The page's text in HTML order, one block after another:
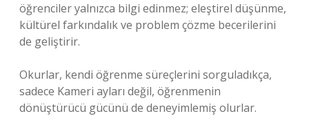
öğrenciler yalnızca bilgi edinmez; eleştirel düşünme,
kültürel farkındalık ve problem çözme becerilerini
de geliştirir.
Okurlar, kendi öğrenme süreçlerini sorguladıkça,
sadece Kameri ayları değil, öğrenmenin
dönüştürücü gücünü de deneyimlemiş olurlar.